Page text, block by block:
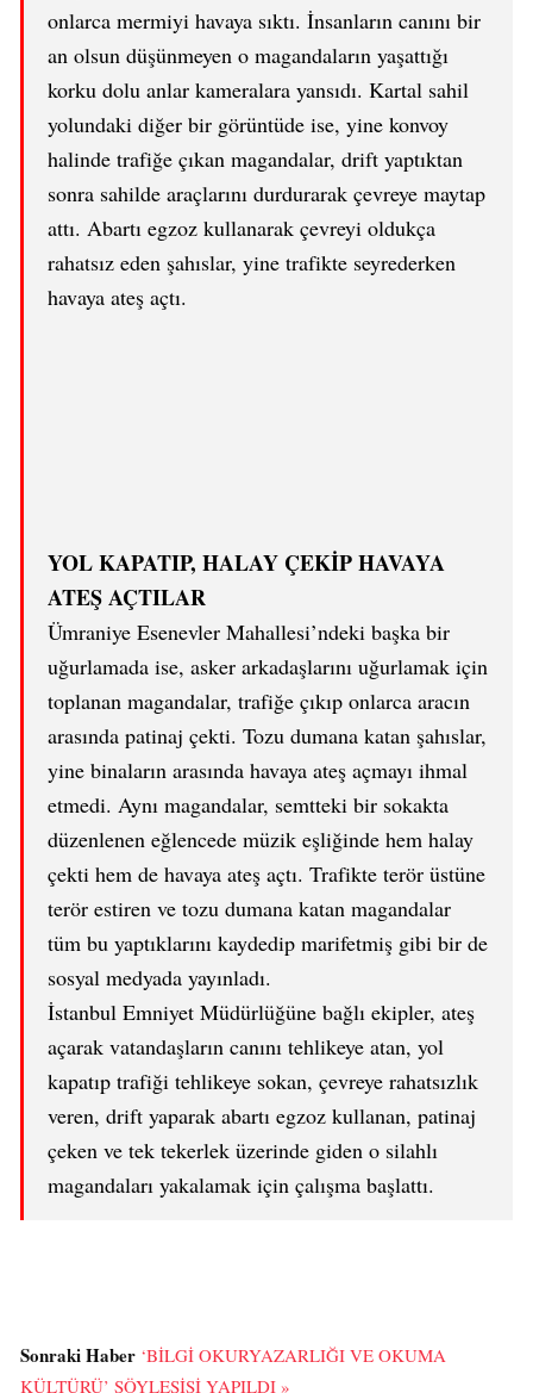
onlarca mermiyi havaya sıktı. İnsanların canını bir
an olsun düşünmeyen o magandaların yaşattığı
korku dolu anlar kameralara yansıdı. Kartal sahil
yolundaki diğer bir görüntüde ise, yine konvoy
halinde trafiğe çıkan magandalar, drift yaptıktan
sonra sahilde araçlarını durdurarak çevreye maytap
attı. Abartı egzoz kullanarak çevreyi oldukça
rahatsız eden şahıslar, yine trafikte seyrederken
havaya ateş açtı.
YOL KAPATIP, HALAY ÇEKİP HAVAYA
ATEŞ AÇTILAR
Ümraniye Esenevler Mahallesi’ndeki başka bir
uğurlamada ise, asker arkadaşlarını uğurlamak için
toplanan magandalar, trafiğe çıkıp onlarca aracın
arasında patinaj çekti. Tozu dumana katan şahıslar,
yine binaların arasında havaya ateş açmayı ihmal
etmedi. Aynı magandalar, semtteki bir sokakta
düzenlenen eğlencede müzik eşliğinde hem halay
çekti hem de havaya ateş açtı. Trafikte terör üstüne
terör estiren ve tozu dumana katan magandalar
tüm bu yaptıklarını kaydedip marifetmiş gibi bir de
sosyal medyada yayınladı.
İstanbul Emniyet Müdürlüğüne bağlı ekipler, ateş
açarak vatandaşların canını tehlikeye atan, yol
kapatıp trafiği tehlikeye sokan, çevreye rahatsızlık
veren, drift yaparak abartı egzoz kullanan, patinaj
çeken ve tek tekerlek üzerinde giden o silahlı
magandaları yakalamak için çalışma başlattı.
Sonraki Haber ‘BİLGİ OKURYAZARLIĞI VE OKUMA
KÜLTÜRÜ’ SÖYLEŞİSİ YAPILDI »